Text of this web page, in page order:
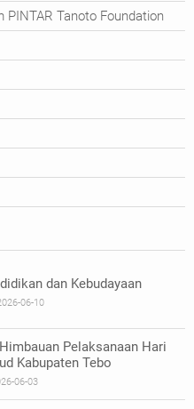
PINTAR Tanoto Foundation
dan Kebudayaan
06-10
Pelaksanaan Hari
Kabupaten Tebo
06-03